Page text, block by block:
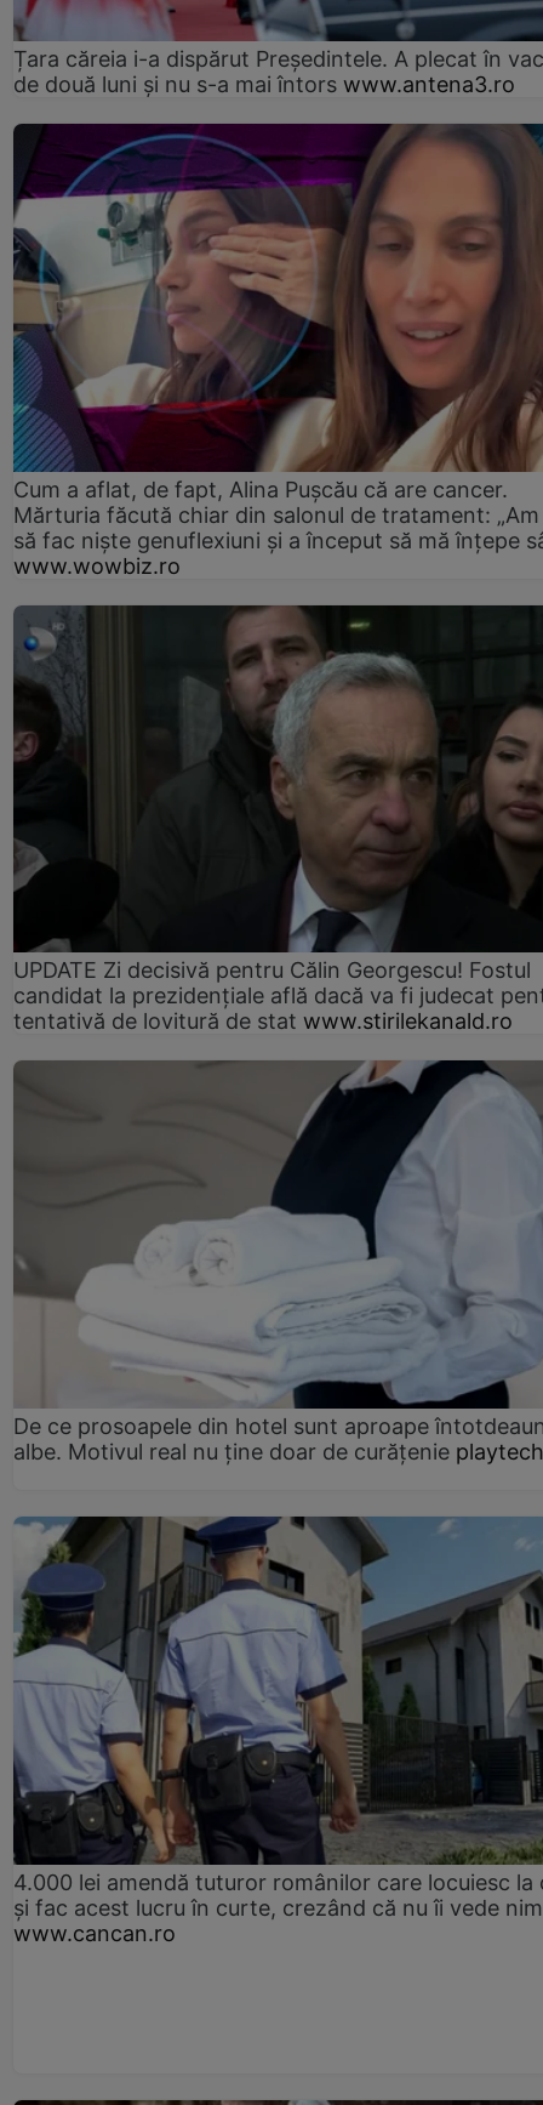
Țara căreia i-a dispărut Președintele. A plecat în
de două luni și nu s-a mai întors www.antena3.ro
Cum a aflat, de fapt, Alina Pușcău că are cancer.
Mărturia făcută chiar din salonul de tratament:
să fac niște genuflexiuni și a început să mă înțepe
www.wowbiz.ro
UPDATE Zi decisivă pentru Călin Georgescu! Fostul
candidat la prezidențiale află dacă va fi judecat
tentativă de lovitură de stat www.stirilekanald.ro
De ce prosoapele din hotel sunt aproape
albe. Motivul real nu ține doar de curățenie
4.000 lei amendă tuturor românilor care locuiesc la
și fac acest lucru în curte, crezând că nu îi vede
www.cancan.ro